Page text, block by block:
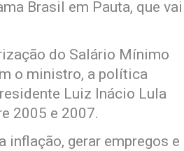
Brasil em Pauta, que vai
do Salário Mínimo
o ministro, a política
Luiz Inácio Lula
2005 e 2007.
inflação, gerar empregos e